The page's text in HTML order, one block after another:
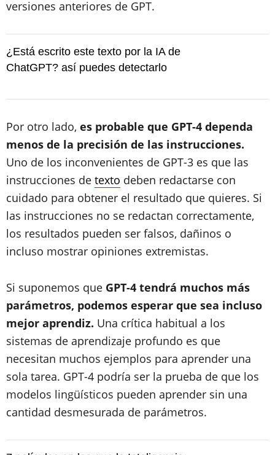
versiones anteriores de GPT.
¿Está escrito este texto por la IA de
ChatGPT? así puedes detectarlo
Por otro lado, es probable que GPT-4 dependa
menos de la precisión de las instrucciones.
Uno de los inconvenientes de GPT-3 es que las
instrucciones de texto deben redactarse con
cuidado para obtener el resultado que quieres. Si
las instrucciones no se redactan correctamente,
los resultados pueden ser falsos, dañinos o
incluso mostrar opiniones extremistas.
Si suponemos que GPT-4 tendrá muchos más
parámetros, podemos esperar que sea incluso
mejor aprendiz. Una crítica habitual a los
sistemas de aprendizaje profundo es que
necesitan muchos ejemplos para aprender una
sola tarea. GPT-4 podría ser la prueba de que los
modelos lingüísticos pueden aprender sin una
cantidad desmesurada de parámetros.